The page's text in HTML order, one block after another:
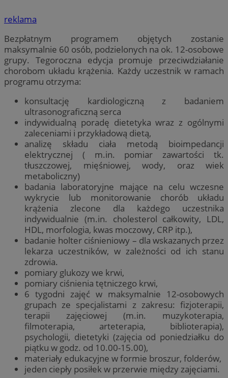
reklama
Bezpłatnym programem objętych zostanie
maksymalnie 60 osób, podzielonych na ok. 12-osobowe
grupy. Tegoroczna edycja promuje przeciwdziałanie
chorobom układu krążenia. Każdy uczestnik w ramach
programu otrzyma:
konsultację kardiologiczną z badaniem
ultrasonograficzną serca
indywidualną poradę dietetyka wraz z ogólnymi
zaleceniami i przykładową dietą,
analizę składu ciała metodą bioimpedancji
elektrycznej ( m.in. pomiar zawartości tk.
tłuszczowej, mięśniowej, wody, oraz wiek
metaboliczny)
badania laboratoryjne mające na celu wczesne
wykrycie lub monitorowanie chorób układu
krążenia zlecone dla każdego uczestnika
indywidualnie (m.in. cholesterol całkowity, LDL,
HDL, morfologia, kwas moczowy, CRP itp.),
badanie holter ciśnieniowy – dla wskazanych przez
lekarza uczestników, w zależności od ich stanu
zdrowia.
pomiary glukozy we krwi,
pomiary ciśnienia tętniczego krwi,
6 tygodni zajęć w maksymalnie 12-osobowych
grupach ze specjalistami z zakresu: fizjoterapii,
terapii zajęciowej (m.in. muzykoterapia,
filmoterapia, arteterapia, biblioterapia),
psychologii, dietetyki (zajęcia od poniedziałku do
piątku w godz. od 10.00-15.00),
materiały edukacyjne w formie broszur, folderów,
jeden ciepły posiłek w przerwie między zajęciami.